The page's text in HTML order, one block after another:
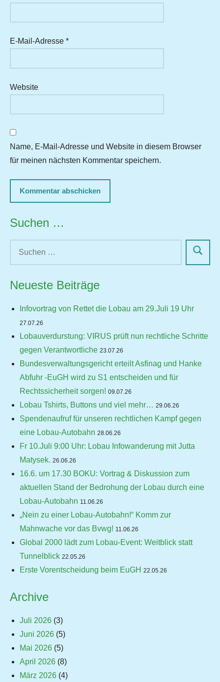
E-Mail-Adresse *
Website
Name, E-Mail-Adresse und Website in diesem Browser
für meinen nächsten Kommentar speichern.
Suchen …
Neueste Beiträge
Infovortrag von Rettet die Lobau am 29.Juli 19 Uhr
27.07.26
Lobauverdurstung: VIRUS prüft nun rechtliche Schritte
gegen Verantwortliche 23.07.26
Bundesverwaltungsgericht erteilt Asfinag und Hanke
Abfuhr -EuGH wird zu S1 entscheiden und für
Rechtssicherheit sorgen! 09.07.26
Lobau Tshirts, Buttons und viel mehr… 29.06.26
Spendenaufruf für unseren rechtlichen Kampf gegen
eine Lobau-Autobahn 28.06.26
Fr 10.Juli 9:00 Uhr: Lobau Infowanderung mit Jutta
Matysek. 26.06.26
16.6. um 17.30 BOKU: Vortrag & Diskussion zum
aktuellen Stand der Bedrohung der Lobau durch eine
Lobau-Autobahn 11.06.26
„Nein zu einer Lobau-Autobahn!“ Komm zur
Mahnwache vor das Bvwg! 11.06.26
Global 2000 lädt zum Lobau-Event: Weitblick statt
Tunnelblick 22.05.26
Erste Vorentscheidung beim EuGH 22.05.26
Archive
Juli 2026 (3)
Juni 2026 (5)
Mai 2026 (5)
April 2026 (8)
März 2026 (4)